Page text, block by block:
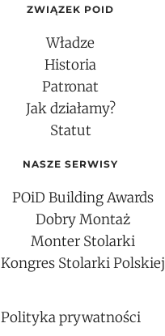
ZWIĄZEK POID
Władze
Historia
Patronat
Jak działamy?
Statut
NASZE SERWISY
POiD Building Awards
Dobry Montaż
Monter Stolarki
Kongres Stolarki Polskiej
Polityka prywatności